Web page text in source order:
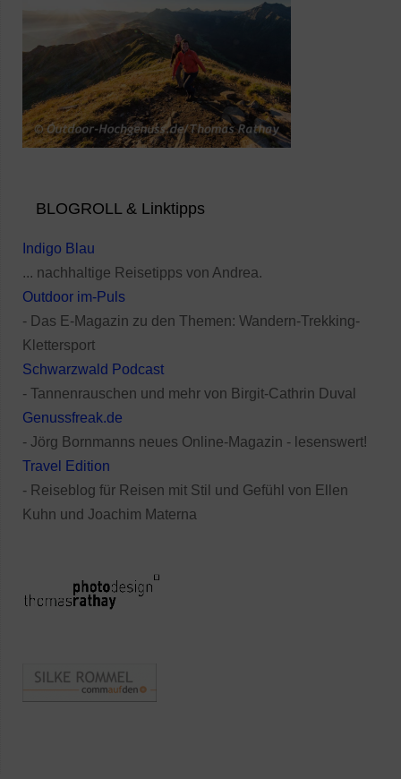
BLOGROLL & Linktipps
Indigo Blau
... nachhaltige Reisetipps von Andrea.
Outdoor im-Puls
- Das E-Magazin zu den Themen: Wandern-Trekking-
Klettersport
Schwarzwald Podcast
- Tannenrauschen und mehr von Birgit-Cathrin Duval
Genussfreak.de
- Jörg Bornmanns neues Online-Magazin - lesenswert!
Travel Edition
- Reiseblog für Reisen mit Stil und Gefühl von Ellen
Kuhn und Joachim Materna